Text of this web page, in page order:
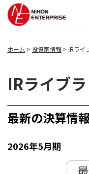
ホーム 投資家情報 IRライ
IRライブラ
最新の決算情
2026年5月期